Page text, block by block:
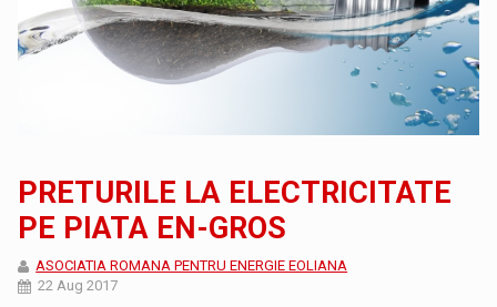
PRETURILE LA ELECTRICITATE
PE PIATA EN-GROS
ASOCIATIA ROMANA PENTRU ENERGIE EOLIANA
22 Aug 2017